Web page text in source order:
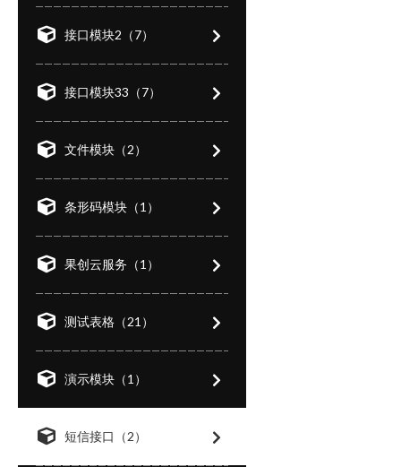
接口模块2（7）
接口模块33（7）
文件模块（2）
条形码模块（1）
果创云服务（1）
测试表格（21）
演示模块（1）
短信接口（2）